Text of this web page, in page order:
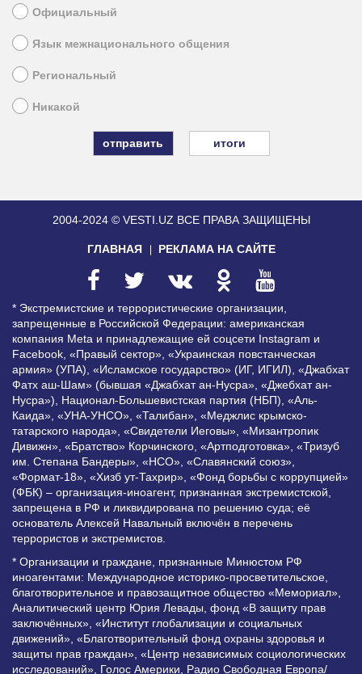
Официальный
Язык межнационального общения
Региональный
Никакой
итоги
2004-2024 © VESTI.UZ ВСЕ ПРАВА ЗАЩИЩЕНЫ
ГЛАВНАЯ РЕКЛАМА НА САЙТЕ
* Экстремистские и террористические организации,
запрещенные в Российской Федерации: американская
компания Meta и принадлежащие ей соцсети Instagram и
Facebook, «Правый сектор», «Украинская повстанческая
армия» (УПА), «Исламское государство» (ИГ, ИГИЛ), «Джабхат
Фатх аш-Шам» (бывшая «Джабхат ан-Нусра», «Джебхат ан-
Нусра»), Национал-Большевистская партия (НБП), «Аль-
Каида», «УНА-УНСО», «Талибан», «Меджлис крымско-
татарского народа», «Свидетели Иеговы», «Мизантропик
Дивижн», «Братство» Корчинского, «Артподготовка», «Тризуб
им. Степана Бандеры», «НСО», «Славянский союз»,
«Формат-18», «Хизб ут-Тахрир», «Фонд борьбы с коррупцией»
(ФБК) – организация-иноагент, признанная экстремистской,
запрещена в РФ и ликвидирована по решению суда; её
основатель Алексей Навальный включён в перечень
террористов и экстремистов.
* Организации и граждане, признанные Минюстом РФ
иноагентами: Международное историко-просветительское,
благотворительное и правозащитное общество «Мемориал»,
Аналитический центр Юрия Левады, фонд «В защиту прав
заключённых», «Институт глобализации и социальных
движений», «Благотворительный фонд охраны здоровья и
защиты прав граждан», «Центр независимых социологических
исследований», Голос Америки, Радио Свободная Европа/